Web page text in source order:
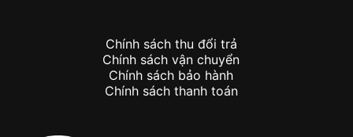
Chính sách thu đổi trả
Chính sách vận chuyển
Chính sách bảo hành
Chính sách thanh toán